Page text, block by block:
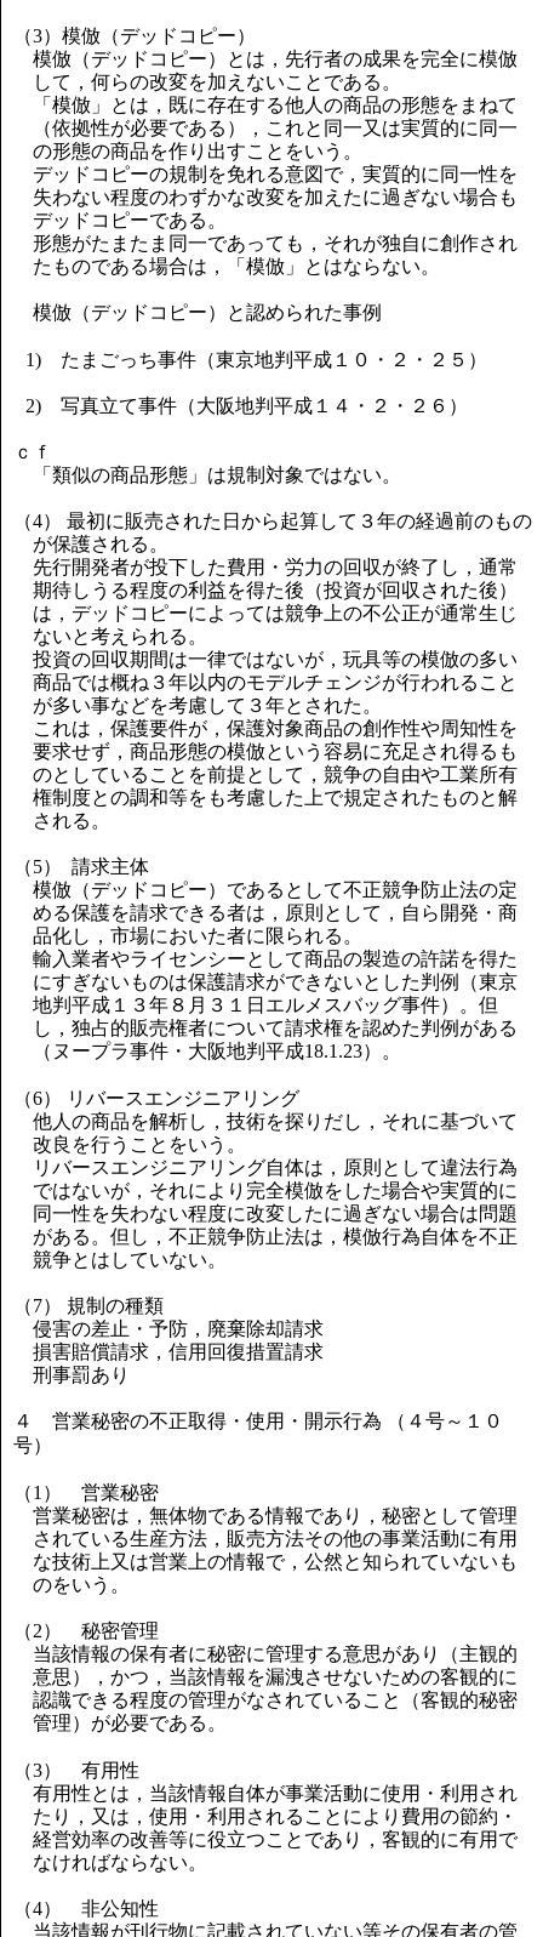
（3）模倣（デッドコピー）
模倣（デッドコピー）とは，先行者の成果を完全に模倣
して，何らの改変を加えないことである。
「模倣」とは，既に存在する他人の商品の形態をまねて
（依拠性が必要である），これと同一又は実質的に同一
の形態の商品を作り出すことをいう。
デッドコピーの規制を免れる意図で，実質的に同一性を
失わない程度のわずかな改変を加えたに過ぎない場合も
デッドコピーである。
形態がたまたま同一であっても，それが独自に創作され
たものである場合は，「模倣」とはならない。
模倣（デッドコピー）と認められた事例
1) たまごっち事件（東京地判平成１０・２・２５）
2) 写真立て事件（大阪地判平成１４・２・２６）
ｃｆ
「類似の商品形態」は規制対象ではない。
（4） 最初に販売された日から起算して３年の経過前のもの
が保護される。
先行開発者が投下した費用・労力の回収が終了し，通常
期待しうる程度の利益を得た後（投資が回収された後）
は，デッドコピーによっては競争上の不公正が通常生じ
ないと考えられる。
投資の回収期間は一律ではないが，玩具等の模倣の多い
商品では概ね３年以内のモデルチェンジが行われること
が多い事などを考慮して３年とされた。
これは，保護要件が，保護対象商品の創作性や周知性を
要求せず，商品形態の模倣という容易に充足され得るも
のとしていることを前提として，競争の自由や工業所有
権制度との調和等をも考慮した上で規定されたものと解
される。
（5） 請求主体
模倣（デッドコピー）であるとして不正競争防止法の定
める保護を請求できる者は，原則として，自ら開発・商
品化し，市場においた者に限られる。
輸入業者やライセンシーとして商品の製造の許諾を得た
にすぎないものは保護請求ができないとした判例（東京
地判平成１３年８月３１日エルメスバッグ事件）。但
し，独占的販売権者について請求権を認めた判例がある
（ヌープラ事件・大阪地判平成18.1.23）。
（6） リバースエンジニアリング
他人の商品を解析し，技術を探りだし，それに基づいて
改良を行うことをいう。
リバースエンジニアリング自体は，原則として違法行為
ではないが，それにより完全模倣をした場合や実質的に
同一性を失わない程度に改変したに過ぎない場合は問題
がある。但し，不正競争防止法は，模倣行為自体を不正
競争とはしていない。
（7） 規制の種類
侵害の差止・予防，廃棄除却請求
損害賠償請求，信用回復措置請求
刑事罰あり
４ 営業秘密の不正取得・使用・開示行為 （４号～１０
号）
（1） 営業秘密
営業秘密は，無体物である情報であり，秘密として管理
されている生産方法，販売方法その他の事業活動に有用
な技術上又は営業上の情報で，公然と知られていないも
のをいう。
（2） 秘密管理
当該情報の保有者に秘密に管理する意思があり（主観的
意思），かつ，当該情報を漏洩させないための客観的に
認識できる程度の管理がなされていること（客観的秘密
管理）が必要である。
（3） 有用性
有用性とは，当該情報自体が事業活動に使用・利用され
たり，又は，使用・利用されることにより費用の節約・
経営効率の改善等に役立つことであり，客観的に有用で
なければならない。
（4） 非公知性
当該情報が刊行物に記載されていない等その保有者の管